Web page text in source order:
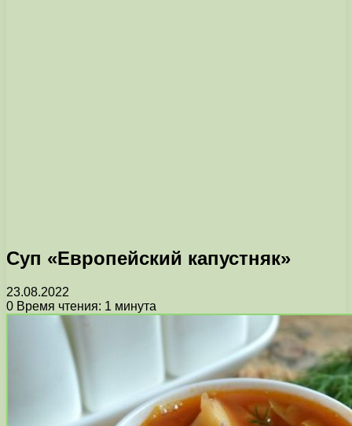
Суп «Европейский капустняк»
23.08.2022
0 Время чтения: 1 минута